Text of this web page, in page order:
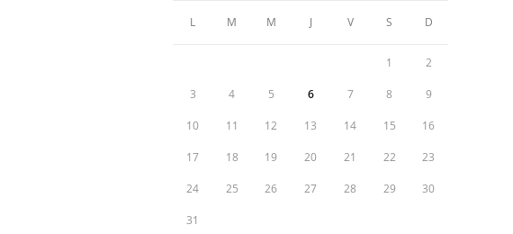
L M M J V S D
1 2
3 4 5 6 7 8 9
10 11 12 13 14 15 16
17 18 19 20 21 22 23
24 25 26 27 28 29 30
31